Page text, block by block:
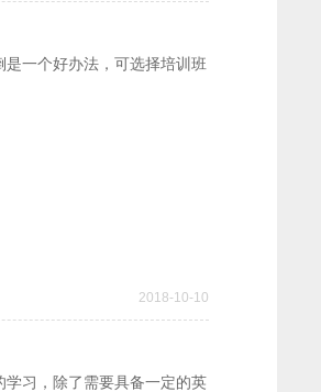
一个好办法，可选择培训班
2018-10-10
习，除了需要具备一定的英